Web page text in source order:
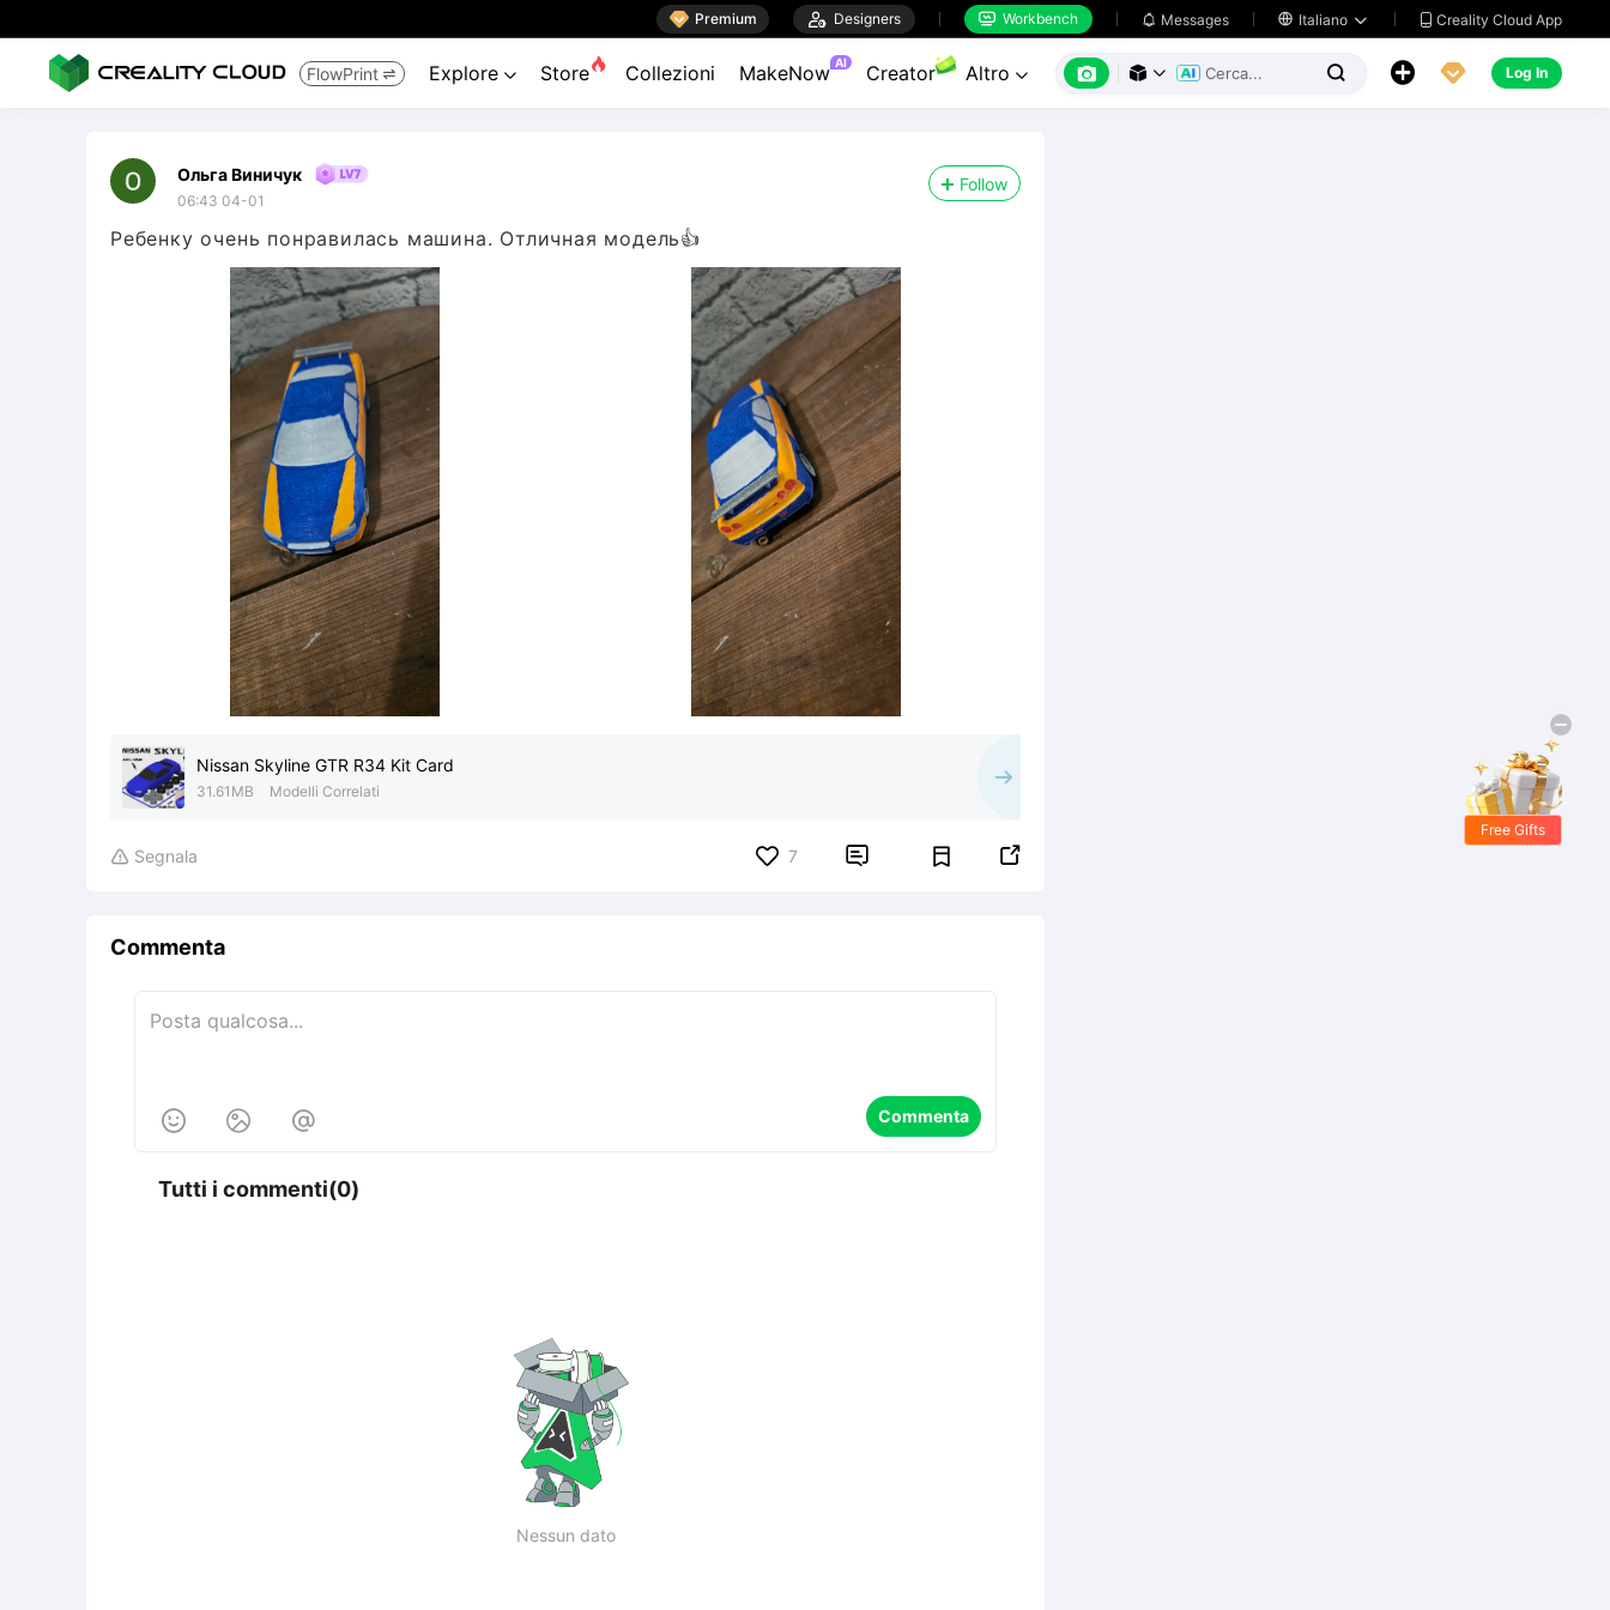
 Premium  Designers  Workbench  Messages  Italiano   Creality Cloud App
FlowPrint  Explore  Store Collezioni MakeNow AI Creator Altro        Log In
Ольга Виничук
06:43 04-01
Follow
Ребенку очень понравилась машина. Отличная модель👍
Nissan Skyline GTR R34 Kit Card
31.61MB Modelli Correlati
 Segnala 7  
Commenta
   Commenta
Tutti i commenti(0)
Nessun dato
Free Gifts